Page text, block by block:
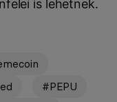
is lehetnek.
#PEPU